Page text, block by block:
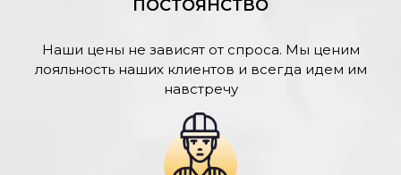
ПОСТОЯНСТВО
Наши цены не зависят от спроса. Мы ценим
лояльность наших клиентов и всегда идем им
навстречу